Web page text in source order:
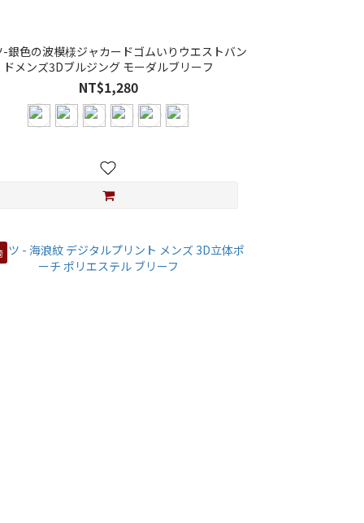
-銀色の波模様ジャカードゴムいりウエストバン
ドメンズ3Dブルジング モーダルブリーフ
NT$1,280